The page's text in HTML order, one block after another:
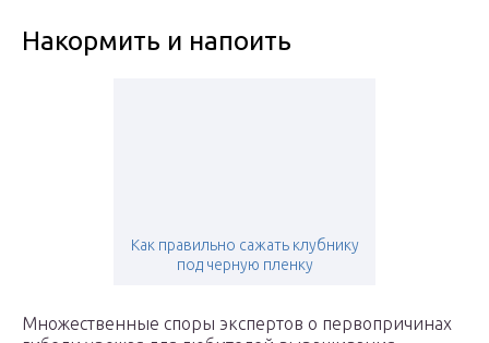
Накормить и напоить
Как правильно сажать клубнику
под черную пленку
Множественные споры экспертов о первопричинах